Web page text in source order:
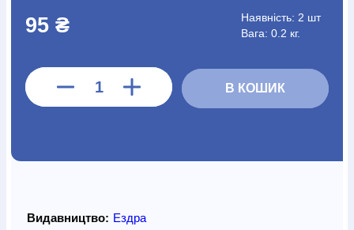
95 ₴ Наявність: 2 шт
Вага: 0.2 кг.
В КОШИК
Видавництво: Ездра